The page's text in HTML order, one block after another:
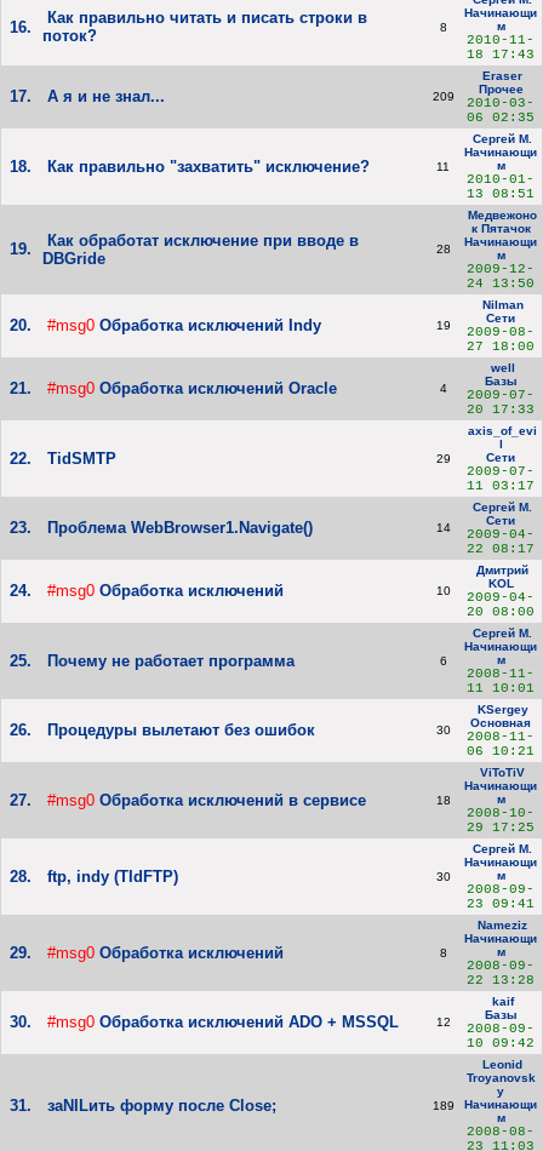
16.
Как правильно читать и писать строки в
поток?
8
Начинающи
м
2010-11-
18 17:43
17. А я и не знал... 209
Eraser
Прочее
2010-03-
06 02:35
18. Как правильно "захватить" исключение? 11
Сергей М.
Начинающи
м
2010-01-
13 08:51
19.
Как обработат исключение при вводе в
DBGride
28
Медвежоно
к Пятачок
Начинающи
м
2009-12-
24 13:50
20. #msg0 Обработка исключений Indy 19
Nilman
Сети
2009-08-
27 18:00
21. #msg0 Обработка исключений Oracle 4
well
Базы
2009-07-
20 17:33
22. TidSMTP 29
axis_of_evi
l
Сети
2009-07-
11 03:17
23. Проблема WebBrowser1.Navigate() 14
Сергей М.
Сети
2009-04-
22 08:17
24. #msg0 Обработка исключений 10
Дмитрий
KOL
2009-04-
20 08:00
25. Почему не работает программа 6
Сергей М.
Начинающи
м
2008-11-
11 10:01
26. Процедуры вылетают без ошибок 30
KSergey
Основная
2008-11-
06 10:21
27. #msg0 Обработка исключений в сервисе 18
ViToTiV
Начинающи
м
2008-10-
29 17:25
28. ftp, indy (TIdFTP) 30
Сергей М.
Начинающи
м
2008-09-
23 09:41
29. #msg0 Обработка исключений 8
Nameziz
Начинающи
м
2008-09-
22 13:28
30. #msg0 Обработка исключений ADO + MSSQL 12
kaif
Базы
2008-09-
10 09:42
31. заNILить форму после Close; 189
Leonid
Troyanovsk
y
Начинающи
м
2008-08-
23 11:03